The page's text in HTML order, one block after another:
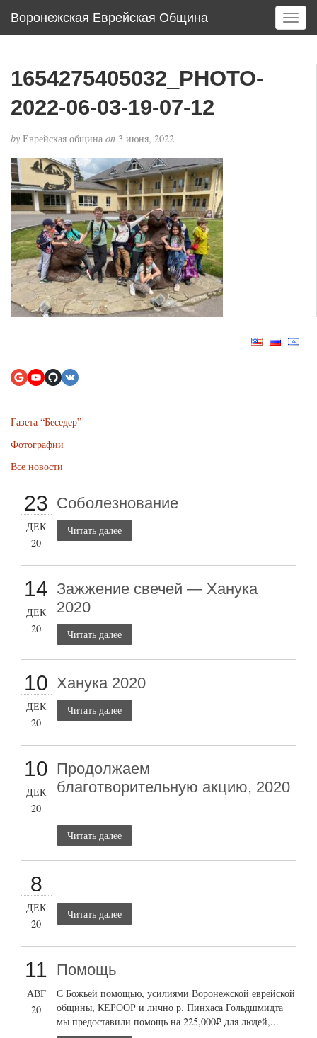
Воронежская Еврейская Община
T
o
1654275405032_PHOTO-
2022-06-03-19-07-12
by Еврейская община on 3 июня, 2022
Газета “Беседер”
Фотографии
Все новости
23
ДЕК
20
Соболезнование
Читать далее
14
ДЕК
20
Зажжение свечей — Ханука
2020
Читать далее
10
ДЕК
20
Ханука 2020
Читать далее
10
ДЕК
20
Продолжаем
благотворительную акцию, 2020
Читать далее
8
ДЕК
20
Читать далее
11
АВГ
20
Помощь
С Божьей помощью, усилиями Воронежской еврейской
общины, КЕРООР и лично р. Пинхаса Гольдшмидта
мы предоставили помощь на 225,000₽ для людей,...